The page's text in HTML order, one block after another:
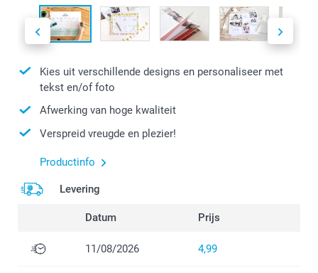
Kies uit verschillende designs en personaliseer met
tekst en/of foto
Afwerking van hoge kwaliteit
Verspreid vreugde en plezier!
Productinfo
Levering
Datum Prijs
11/08/2026 4,99